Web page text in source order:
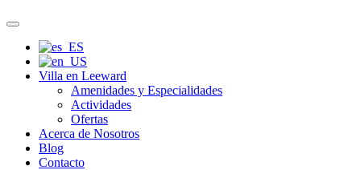
Villa en Leeward
Amenidades y Especialidades
Actividades
Ofertas
Acerca de Nosotros
Blog
Contacto